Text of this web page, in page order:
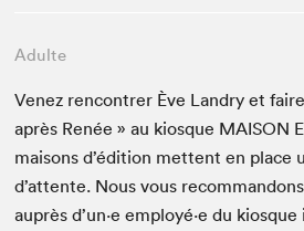
Adulte
Venez ren­con­tr­er Ève Landry et
après Renée » au kiosque MAI­SON
maisons d’édi­tion met­tent en place
d’at­tente. Nous vous
auprès d’un·e employé·e du